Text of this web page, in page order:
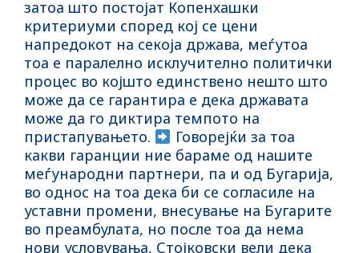
затоа што постојат Копенхашки
критериуми според кој се цени
напредокот на секоја држава, меѓутоа
тоа е паралелно исклучително политички
процес во којшто единствено нешто што
може да се гарантира е дека државата
може да го диктира темпото на
пристапувањето.
Говорејќи за тоа
какви гаранции ние бараме од нашите
меѓународни партнери, па и од Бугарија,
во однос на тоа дека би се согласиле на
уставни промени, внесување на Бугарите
во преамбулата, но после тоа да нема
нови условувања, Стојковски вели дека